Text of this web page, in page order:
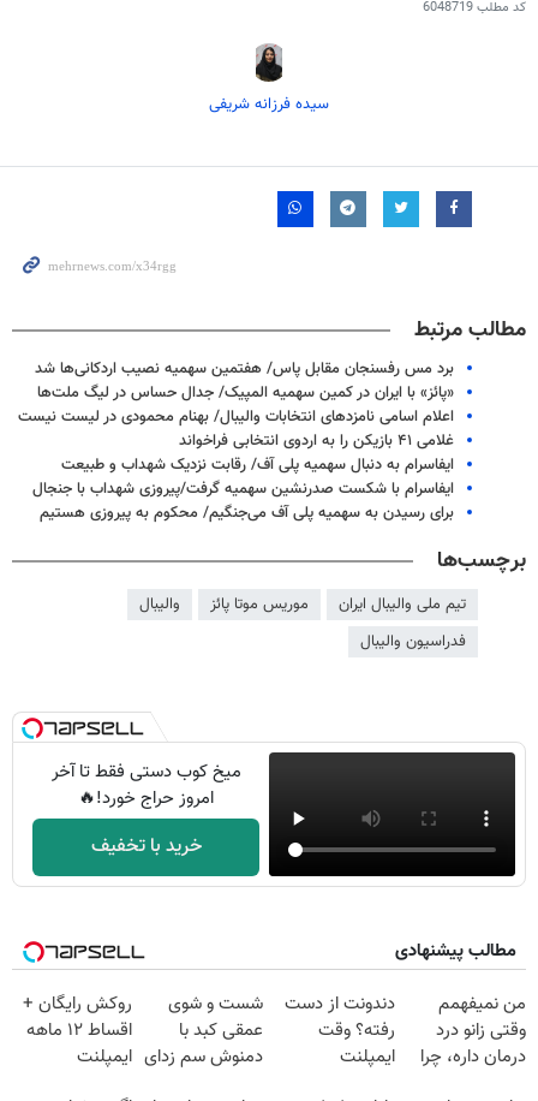
کد مطلب6048719
سیده فرزانه شریفی
مطالب مرتبط
برد مس رفسنجان مقابل پاس/ هفتمین سهمیه نصیب اردکانی‌ها شد
«پائز» با ایران در کمین سهمیه المپیک/ جدال حساس در لیگ ملت‌ها
اعلام اسامی نامزدهای انتخابات والیبال/ بهنام محمودی در لیست نیست
غلامی ۴۱ بازیکن را به اردوی انتخابی فراخواند
ایفاسرام به دنبال سهمیه پلی آف/ رقابت نزدیک شهداب و طبیعت
ایفاسرام با شکست صدرنشین سهمیه گرفت/پیروزی شهداب با جنجال
برای رسیدن به سهمیه پلی آف می‌جنگیم/ محکوم به پیروزی هستیم
برچسب‌ها
تیم ملی والیبال ایران موریس موتا پائز
والیبال
فدراسیون والیبال
میخ کوب دستی فقط تا آخر
امروز حراج خورد!🔥
خرید با تخفیف
مطالب پیشنهادی
من نمیفهمم
وقتی زانو درد
درمان داره، چرا
دندونت از دست
رفته؟ وقت
ایمپلنت
شست و شوی
عمقی کبد با
دمنوش سم زدای
روکش رایگان +
اقساط ۱۲ ماهه
ایمپلنت